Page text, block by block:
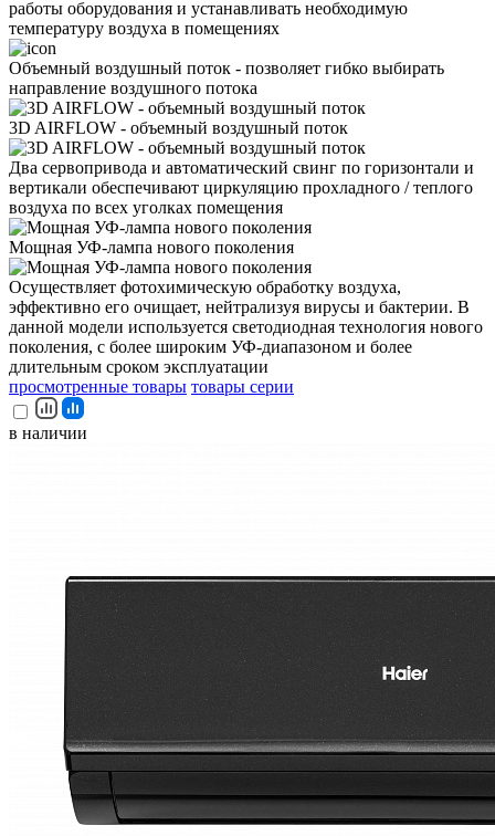
работы оборудования и устанавливать необходимую
температуру воздуха в помещениях
Объемный воздушный поток - позволяет гибко выбирать
направление воздушного потока
3D AIRFLOW - объемный воздушный поток
Два сервопривода и автоматический свинг по горизонтали и
вертикали обеспечивают циркуляцию прохладного / теплого
воздуха по всех уголках помещения
Мощная УФ-лампа нового поколения
Осуществляет фотохимическую обработку воздуха,
эффективно его очищает, нейтрализуя вирусы и бактерии. В
данной модели используется светодиодная технология нового
поколения, с более широким УФ-диапазоном и более
длительным сроком эксплуатации
просмотренные товары товары серии
в наличии